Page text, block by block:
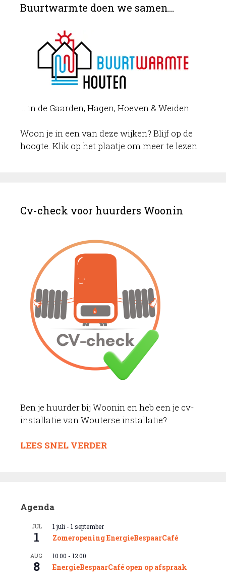
Buurtwarmte doen we samen…
… in de Gaarden, Hagen, Hoeven & Weiden.
Woon je in een van deze wijken? Blijf op de
hoogte. Klik op het plaatje om meer te lezen.
Cv-check voor huurders Woonin
Ben je huurder bij Woonin en heb een je cv-
installatie van Wouterse installatie?
LEES SNEL VERDER
Agenda
JUL
1
1 juli - 1 september
Zomeropening EnergieBespaarCafé
AUG
8
10:00 - 12:00
EnergieBespaarCafé open op afspraak